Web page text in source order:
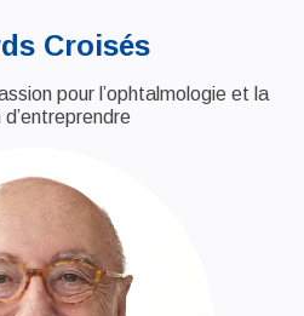
Croisés
pour l’ophtalmologie et la